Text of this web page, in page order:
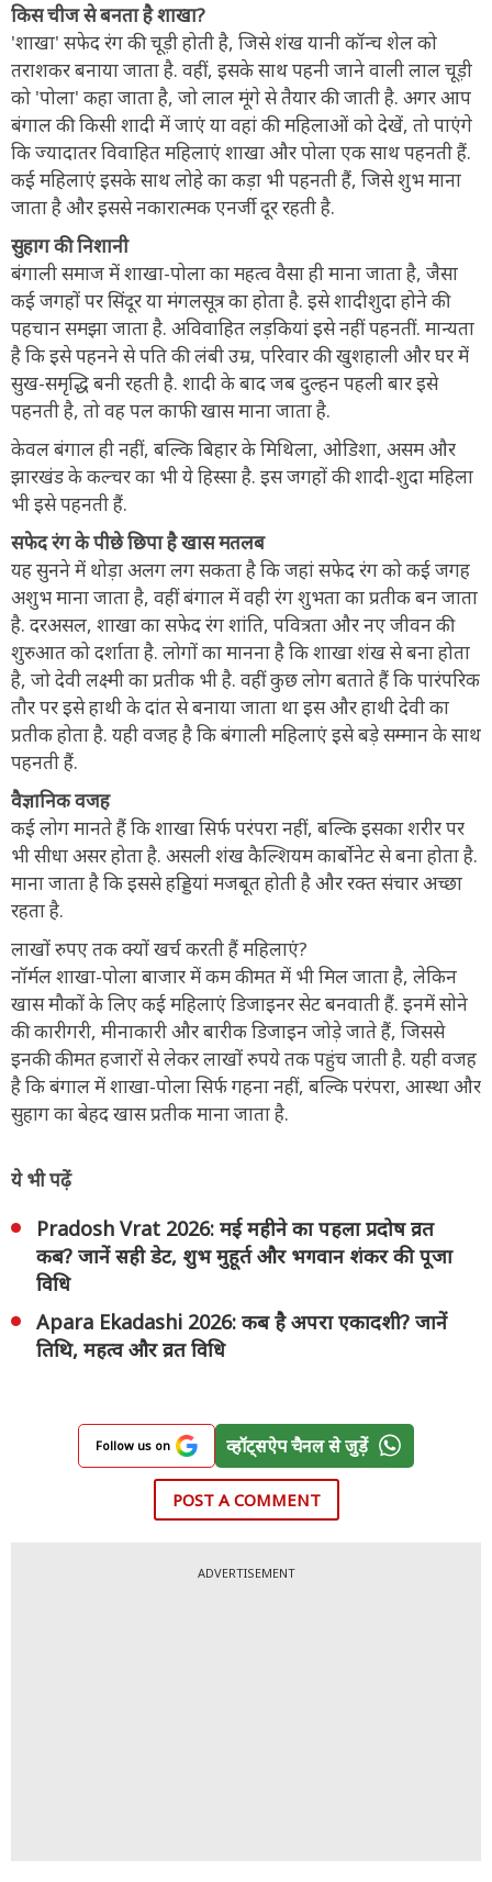
किस चीज से बनता है शाखा?
'शाखा' सफेद रंग की चूड़ी होती है, जिसे शंख यानी कॉन्च शेल को
तराशकर बनाया जाता है. वहीं, इसके साथ पहनी जाने वाली लाल चूड़ी
को 'पोला' कहा जाता है, जो लाल मूंगे से तैयार की जाती है. अगर आप
बंगाल की किसी शादी में जाएं या वहां की महिलाओं को देखें, तो पाएंगे
कि ज्यादातर विवाहित महिलाएं शाखा और पोला एक साथ पहनती हैं.
कई महिलाएं इसके साथ लोहे का कड़ा भी पहनती हैं, जिसे शुभ माना
जाता है और इससे नकारात्मक एनर्जी दूर रहती है.
सुहाग की निशानी
बंगाली समाज में शाखा-पोला का महत्व वैसा ही माना जाता है, जैसा
कई जगहों पर सिंदूर या मंगलसूत्र का होता है. इसे शादीशुदा होने की
पहचान समझा जाता है. अविवाहित लड़कियां इसे नहीं पहनतीं. मान्यता
है कि इसे पहनने से पति की लंबी उम्र, परिवार की खुशहाली और घर में
सुख-समृद्धि बनी रहती है. शादी के बाद जब दुल्हन पहली बार इसे
पहनती है, तो वह पल काफी खास माना जाता है.
केवल बंगाल ही नहीं, बल्कि बिहार के मिथिला, ओडिशा, असम और
झारखंड के कल्चर का भी ये हिस्सा है. इस जगहों की शादी-शुदा महिला
भी इसे पहनती हैं.
सफेद रंग के पीछे छिपा है खास मतलब
यह सुनने में थोड़ा अलग लग सकता है कि जहां सफेद रंग को कई जगह
अशुभ माना जाता है, वहीं बंगाल में वही रंग शुभता का प्रतीक बन जाता
है. दरअसल, शाखा का सफेद रंग शांति, पवित्रता और नए जीवन की
शुरुआत को दर्शाता है. लोगों का मानना है कि शाखा शंख से बना होता
है, जो देवी लक्ष्मी का प्रतीक भी है. वहीं कुछ लोग बताते हैं कि पारंपरिक
तौर पर इसे हाथी के दांत से बनाया जाता था इस और हाथी देवी का
प्रतीक होता है. यही वजह है कि बंगाली महिलाएं इसे बड़े सम्मान के साथ
पहनती हैं.
वैज्ञानिक वजह
कई लोग मानते हैं कि शाखा सिर्फ परंपरा नहीं, बल्कि इसका शरीर पर
भी सीधा असर होता है. असली शंख कैल्शियम कार्बोनेट से बना होता है.
माना जाता है कि इससे हड्डियां मजबूत होती है और रक्त संचार अच्छा
रहता है.
लाखों रुपए तक क्यों खर्च करती हैं महिलाएं?
नॉर्मल शाखा-पोला बाजार में कम कीमत में भी मिल जाता है, लेकिन
खास मौकों के लिए कई महिलाएं डिजाइनर सेट बनवाती हैं. इनमें सोने
की कारीगरी, मीनाकारी और बारीक डिजाइन जोड़े जाते हैं, जिससे
इनकी कीमत हजारों से लेकर लाखों रुपये तक पहुंच जाती है. यही वजह
है कि बंगाल में शाखा-पोला सिर्फ गहना नहीं, बल्कि परंपरा, आस्था और
सुहाग का बेहद खास प्रतीक माना जाता है.
ये भी पढ़ें
Pradosh Vrat 2026: मई महीने का पहला प्रदोष व्रत
कब? जानें सही डेट, शुभ मुहूर्त और भगवान शंकर की पूजा
विधि
Apara Ekadashi 2026: कब है अपरा एकादशी? जानें
तिथि, महत्व और व्रत विधि
Follow us on व्हॉट्सऐप चैनल से जुड़ें
POST A COMMENT
ADVERTISEMENT